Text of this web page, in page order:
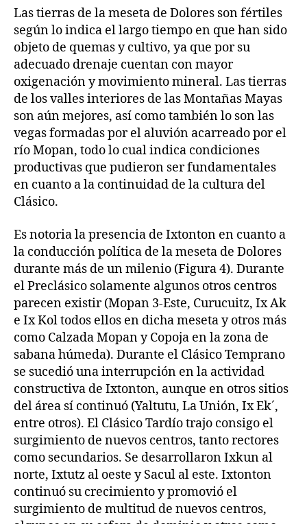
Las tierras de la meseta de Dolores son fértiles
según lo indica el largo tiempo en que han sido
objeto de quemas y cultivo, ya que por su
adecuado drenaje cuentan con mayor
oxigenación y movimiento mineral. Las tierras
de los valles interiores de las Montañas Mayas
son aún mejores, así como también lo son las
vegas formadas por el aluvión acarreado por el
río Mopan, todo lo cual indica condiciones
productivas que pudieron ser fundamentales
en cuanto a la continuidad de la cultura del
Clásico.
Es notoria la presencia de Ixtonton en cuanto a
la conducción política de la meseta de Dolores
durante más de un milenio (Figura 4). Durante
el Preclásico solamente algunos otros centros
parecen existir (Mopan 3-Este, Curucuitz, Ix Ak
e Ix Kol todos ellos en dicha meseta y otros más
como Calzada Mopan y Copoja en la zona de
sabana húmeda). Durante el Clásico Temprano
se sucedió una interrupción en la actividad
constructiva de Ixtonton, aunque en otros sitios
del área sí continuó (Yaltutu, La Unión, Ix Ek´,
entre otros). El Clásico Tardío trajo consigo el
surgimiento de nuevos centros, tanto rectores
como secundarios. Se desarrollaron Ixkun al
norte, Ixtutz al oeste y Sacul al este. Ixtonton
continuó su crecimiento y promovió el
surgimiento de multitud de nuevos centros,